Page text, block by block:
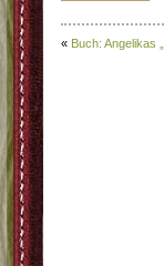
« Buch: Angelikas